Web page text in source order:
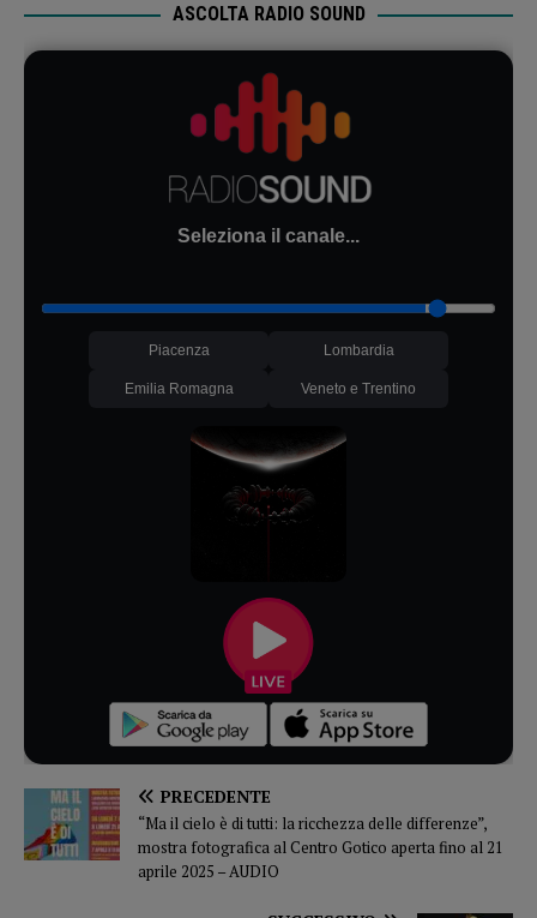
ASCOLTA RADIO SOUND
Seleziona il canale...
Piacenza Lombardia
Emilia Romagna Veneto e Trentino
PRECEDENTE
“Ma il cielo è di tutti: la ricchezza delle differenze”,
mostra fotografica al Centro Gotico aperta fino al 21
aprile 2025 – AUDIO